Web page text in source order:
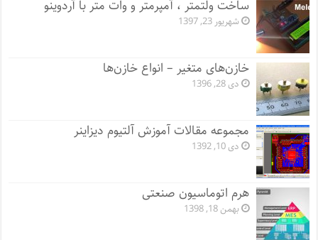
ساخت ولتمتر ، آمپرمتر و وات متر با آردوینو
شهریور 23, 1397
خازن‌های متغیر – انواع خازن‌ها
دی 28, 1396
مجموعه مقالات آموزش آلتیوم دیزاینر
دی 10, 1392
هرم اتوماسیون صنعتی
بهمن 18, 1398